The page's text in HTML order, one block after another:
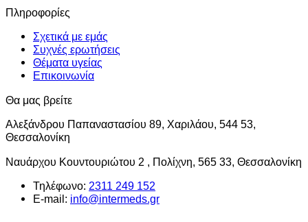
στη
σελίδα
προϊόντος
Πληροφορίες
Σχετικά με εμάς
Συχνές ερωτήσεις
Θέματα υγείας
Επικοινωνία
Θα μας βρείτε
Αλεξάνδρου Παπαναστασίου 89, Χαριλάου, 544 53,
Θεσσαλονίκη
Ναυάρχου Κουντουριώτου 2 , Πολίχνη, 565 33, Θεσσαλονίκη
Τηλέφωνο: 2311 249 152
E-mail: info@intermeds.gr